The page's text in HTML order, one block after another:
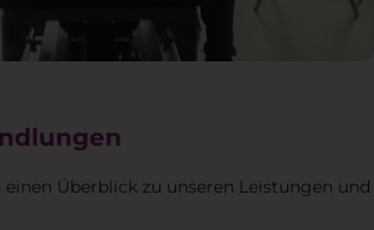
einen Überblick zu unseren Leistungen und